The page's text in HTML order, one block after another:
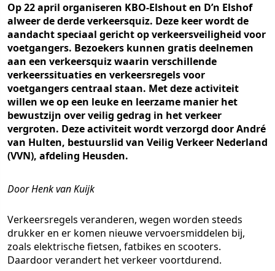
Op 22 april organiseren KBO-Elshout en D’n Elshof
alweer de derde verkeersquiz. Deze keer wordt de
aandacht speciaal gericht op verkeersveiligheid voor
voetgangers. Bezoekers kunnen gratis deelnemen
aan een verkeersquiz waarin verschillende
verkeerssituaties en verkeersregels voor
voetgangers centraal staan. Met deze activiteit
willen we op een leuke en leerzame manier het
bewustzijn over veilig gedrag in het verkeer
vergroten. Deze activiteit wordt verzorgd door André
van Hulten, bestuurslid van Veilig Verkeer Nederland
(VVN), afdeling Heusden.
Door Henk van Kuijk
Verkeersregels veranderen, wegen worden steeds
drukker en er komen nieuwe vervoersmiddelen bij,
zoals elektrische fietsen, fatbikes en scooters.
Daardoor verandert het verkeer voortdurend.